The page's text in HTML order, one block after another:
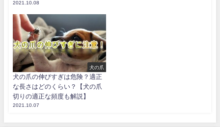
2021.10.08
犬の爪
犬の爪の伸びすぎは危険？適正
な長さはどのくらい？【犬の爪
切りの適正な頻度も解説】
2021.10.07